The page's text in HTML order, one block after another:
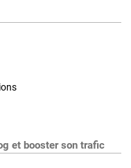
et booster son trafic